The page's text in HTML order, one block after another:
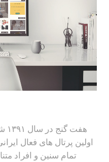
اولین پرتال های فعال
تمام سنین و افراد